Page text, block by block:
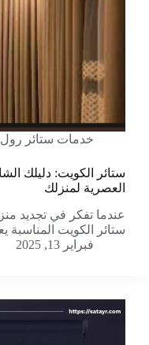
خدمات ستائر رول
ستائر الكويت: دليلك
العصرية لمنزلك
عندما تفكر في تجديد
ستائر الكويت
فبراير 13, 2025